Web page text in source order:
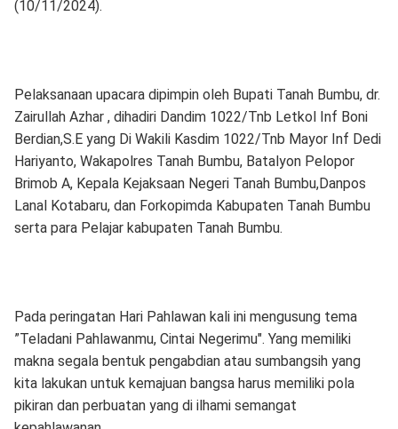
(10/11/2024).
Pelaksanaan upacara dipimpin oleh Bupati Tanah Bumbu, dr.
Zairullah Azhar , dihadiri Dandim 1022/Tnb Letkol Inf Boni
Berdian,S.E yang Di Wakili Kasdim 1022/Tnb Mayor Inf Dedi
Hariyanto, Wakapolres Tanah Bumbu, Batalyon Pelopor
Brimob A, Kepala Kejaksaan Negeri Tanah Bumbu,Danpos
Lanal Kotabaru, dan Forkopimda Kabupaten Tanah Bumbu
serta para Pelajar kabupaten Tanah Bumbu.
Pada peringatan Hari Pahlawan kali ini mengusung tema
”Teladani Pahlawanmu, Cintai Negerimu". Yang memiliki
makna segala bentuk pengabdian atau sumbangsih yang
kita lakukan untuk kemajuan bangsa harus memiliki pola
pikiran dan perbuatan yang di ilhami semangat